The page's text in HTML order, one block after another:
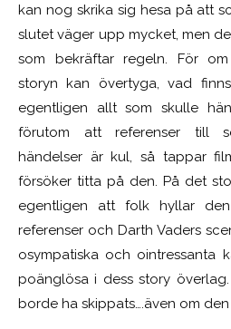
kan nog skrika sig hesa på att
slutet väger upp mycket, men
som bekräftar regeln. För
storyn kan övertyga, vad
egentligen allt som skulle
förutom att referenser till
händelser är kul, så tappar
försöker titta på den. På det
egentligen att folk hyllar
referenser och Darth Vaders
osympatiska och ointressanta
poänglösa i dess story
borde ha skippats….även om